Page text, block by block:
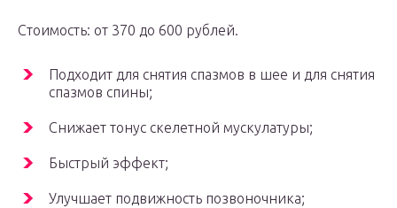
Стоимость: от 370 до 600 рублей.
Подходит для снятия спазмов в шее и для снятия
спазмов спины;
Снижает тонус скелетной мускулатуры;
Быстрый эффект;
Улучшает подвижность позвоночника;